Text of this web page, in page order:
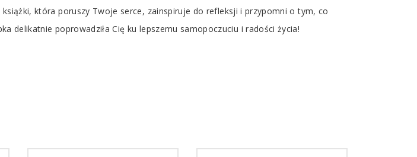
książki, która poruszy Twoje serce, zainspiruje do refleksji i przypomni o tym, co
delikatnie poprowadziła Cię ku lepszemu samopoczuciu i radości życia!